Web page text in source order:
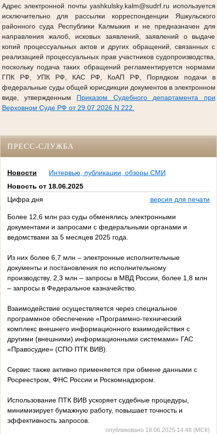
Адрес электронной почты yashkulsky.kalm@sudrf.ru используется
исключительно для рассылки корреспонденции Яшкульского
районного суда Республики Калмыкия и не предназначен для
направления жалоб, исковых заявлений, заявлений о выдаче
копий процессуальных актов и других обращений, связанных с
реализацией процессуальных прав участников судопроизводства,
поскольку подача таких обращений регламентируется нормами
ГПК РФ, УПК РФ, КАС РФ, КоАП РФ, Порядком подачи в
федеральные суды общей юрисдикции документов в электронном
виде, утвержденным Приказом Судебного департамента при
Верховном Суде РФ от 29.07.2026 N 222.
ПРЕСС-СЛУЖБА
Новости
Интервью, публикации, обзоры СМИ
Новость от 18.06.2025
Цифра дня
версия для печати
Более 12,6 млн раз суды обменялись электронными
документами и запросами с федеральными органами и
ведомствами за 5 месяцев 2025 года.
Из них более 6,7 млн – электронные исполнительные
документы и постановления по исполнительному
производству, 2,3 млн – запросы в МВД России, более 1,8 млн
– запросы в Федеральное казначейство.
Взаимодействие осуществляется через специальное
программное обеспечение «Программно-технический
комплекс внешнего информационного взаимодействия с
другими (внешними) информационными системами» ГАС
«Правосудие» (СПО ПТК ВИВ).
Сервис также активно применяется при обмене данными с
Росреестром, ФНС России и Роскомнадзором.
Использование ПТК ВИВ ускоряет судебные процедуры,
минимизирует бумажную работу, повышает точность и
эффективность запросов.
опубликовано 18.06.2025 14:48 (МСК)